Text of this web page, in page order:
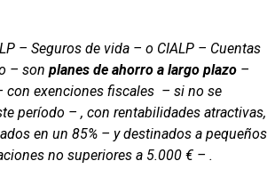
– Seguros de vida – o CIALP – Cuentas
– son planes de ahorro a largo plazo –
con exenciones fiscales – si no se
período – , con rentabilidades atractivas,
en un 85% – y destinados a pequeños
no superiores a 5.000 € – .